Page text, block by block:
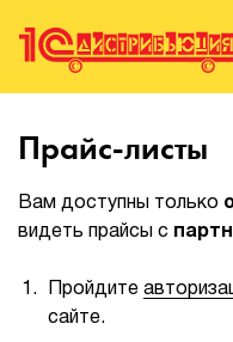
Поиск
Прайс-листы
Вам доступны только
видеть прайсы с
Пройдите
сайте.